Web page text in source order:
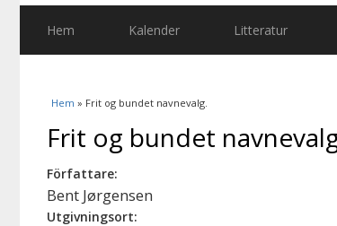
Hem Kalender Litteratur
Du är här
Hem » Frit og bundet navnevalg.
Frit og bundet
Författare:
Bent Jørgensen
Utgivningsort: